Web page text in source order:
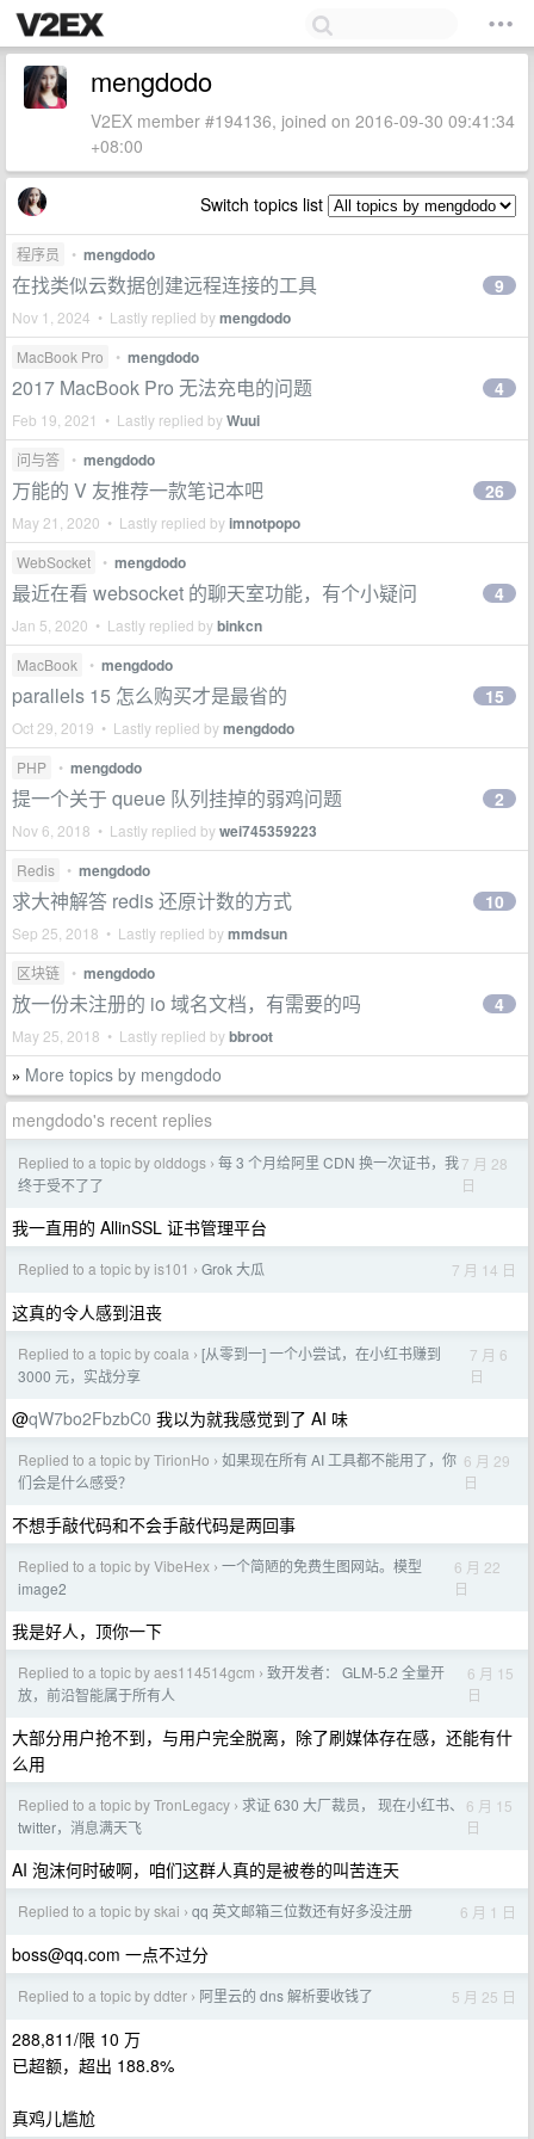
mengdodo
V2EX member #194136, joined on 2016-09-30 09:41:34
+08:00
Switch topics list
程序员 • mengdodo
在找类似云数据创建远程连接的工具
Nov 1, 2024 • Lastly replied bymengdodo
9
MacBook Pro • mengdodo
2017 MacBook Pro 无法充电的问题
Feb 19, 2021 • Lastly replied byWuui
4
问与答 • mengdodo
万能的 V 友推荐一款笔记本吧
May 21, 2020 • Lastly replied byimnotpopo
26
WebSocket • mengdodo
最近在看 websocket 的聊天室功能，有个小疑问
Jan 5, 2020 • Lastly replied bybinkcn
4
MacBook • mengdodo
parallels 15 怎么购买才是最省的
Oct 29, 2019 • Lastly replied bymengdodo
15
PHP • mengdodo
提一个关于 queue 队列挂掉的弱鸡问题
Nov 6, 2018 • Lastly replied bywei745359223
2
Redis • mengdodo
求大神解答 redis 还原计数的方式
Sep 25, 2018 • Lastly replied bymmdsun
10
区块链 • mengdodo
放一份未注册的 io 域名文档，有需要的吗
May 25, 2018 • Lastly replied bybbroot
4
» More topics by mengdodo
mengdodo's recent replies
Replied to a topic by olddogs › 每 3 个月给阿里 CDN 换一次证书，我
终于受不了了
7 月 28
日
我一直用的 AllinSSL 证书管理平台
Replied to a topic by is101 › Grok 大瓜 7 月 14 日
这真的令人感到沮丧
Replied to a topic by coala › [从零到一] 一个小尝试，在小红书赚到
3000 元，实战分享
7 月 6
日
@qW7bo2FbzbC0 我以为就我感觉到了 AI 味
Replied to a topic by TirionHo › 如果现在所有 AI 工具都不能用了，你
们会是什么感受？
6 月 29
日
不想手敲代码和不会手敲代码是两回事
Replied to a topic by VibeHex › 一个简陋的免费生图网站。模型
image2
6 月 22
日
我是好人，顶你一下
Replied to a topic by aes114514gcm › 致开发者： GLM-5.2 全量开
放，前沿智能属于所有人
6 月 15
日
大部分用户抢不到，与用户完全脱离，除了刷媒体存在感，还能有什
么用
Replied to a topic by TronLegacy › 求证 630 大厂裁员， 现在小红书、
twitter，消息满天飞
6 月 15
日
AI 泡沫何时破啊，咱们这群人真的是被卷的叫苦连天
Replied to a topic by skai › qq 英文邮箱三位数还有好多没注册 6 月 1 日
boss@qq.com 一点不过分
Replied to a topic by ddter › 阿里云的 dns 解析要收钱了 5 月 25 日
288,811/限 10 万
已超额，超出 188.8%
真鸡儿尴尬